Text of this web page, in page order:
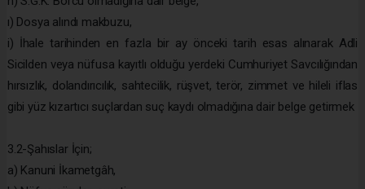
ı) Dosya alındı makbuzu,
i) İhale tarihinden en fazla bir ay önceki tarih esas alınarak Adli
Sicilden veya nüfusa kayıtlı olduğu yerdeki Cumhuriyet Savcılığından
hırsızlık, dolandırıcılık, sahtecilik, rüşvet, terör, zimmet ve hileli iflas
gibi yüz kızartıcı suçlardan suç kaydı olmadığına dair belge getirmek
3.2-Şahıslar İçin;
a) Kanuni İkametgâh,